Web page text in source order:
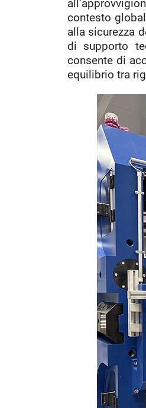
contesto
alla sicurezza
di supporto
consente di
equilibrio tra